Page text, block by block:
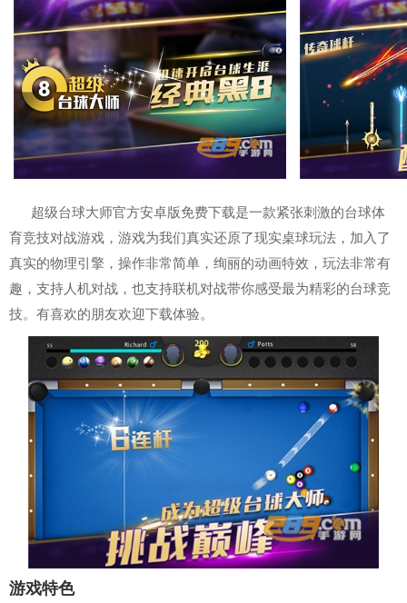
超级台球大师官方安卓版免费下载是一款紧张刺激的台球体
育竞技对战游戏，游戏为我们真实还原了现实桌球玩法，加入了
真实的物理引擎，操作非常简单，绚丽的动画特效，玩法非常有
趣，支持人机对战，也支持联机对战带你感受最为精彩的台球竞
技。有喜欢的朋友欢迎下载体验。
游戏特色